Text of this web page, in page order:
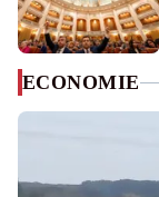
ECONOMIE